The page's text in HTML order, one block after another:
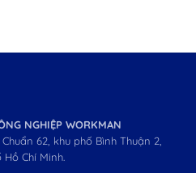
NGHIỆP WORKMAN
62, khu phố Bình Thuận 2,
Chí Minh.